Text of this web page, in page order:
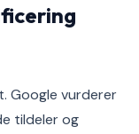
Google vurderer
tildeler og